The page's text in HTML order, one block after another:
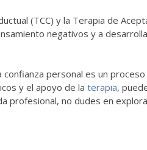
(TCC) y la Terapia de
negativos y a
personal es un
y el apoyo de la terapia,
profesional, no dudes en